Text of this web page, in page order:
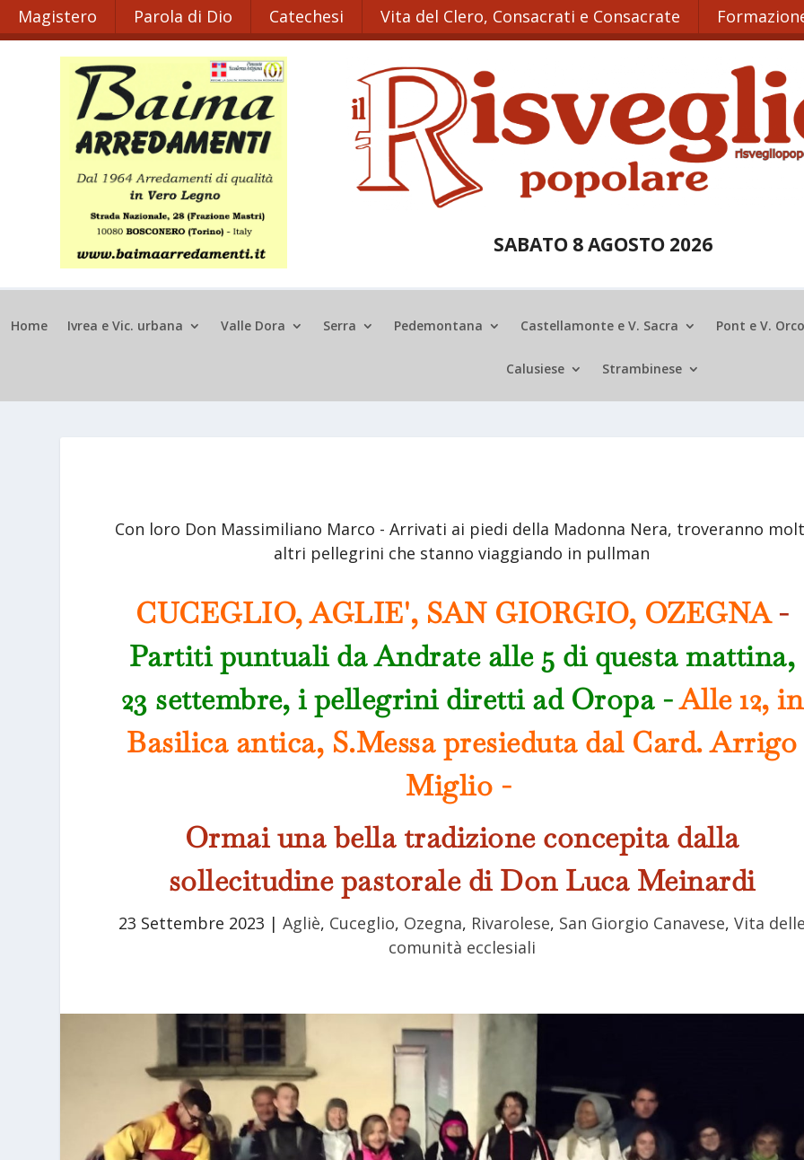
Magistero Parola di Dio Catechesi Vita del Clero, Consacrati e Consacrate
SABATO 8 AGOSTO 2026
Home Ivrea e Vic. urbana Valle Dora Serra Pedemontana Castellamonte e V. Sacra Pont e V.
Calusiese Strambinese
Con loro Don Massimiliano Marco - Arrivati ai piedi della Madonna Nera, troveranno
altri pellegrini che stanno viaggiando in pullman
CUCEGLIO, AGLIE', SAN GIORGIO, OZEGNA-
Partiti puntuali da Andrate alle 5 di questa mattina,
23 settembre, i pellegrini diretti ad Oropa -Alle 12, in
Basilica antica, S.Messa presieduta dal Card. Arrigo
Miglio -
Ormai una bella tradizione concepita dalla
sollecitudine pastorale di Don Luca Meinardi
23 Settembre 2023 | Agliè, Cuceglio, Ozegna, Rivarolese, San Giorgio Canavese, Vita
comunità ecclesiali